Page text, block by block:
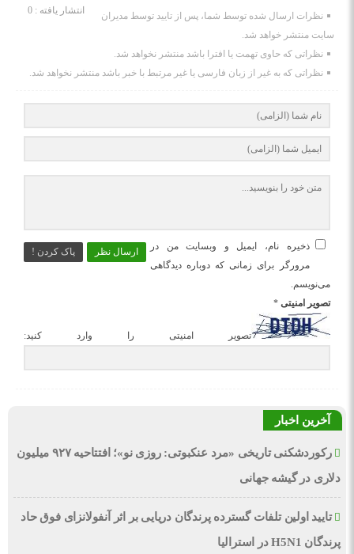
انتشار یافته : 0
نظرات ارسال شده توسط شما، پس از تایید توسط مدیران
سایت منتشر خواهد شد.
نظراتی که حاوی تهمت یا افترا باشد منتشر نخواهد شد.
نظراتی که به غیر از زبان فارسی یا غیر مرتبط با خبر باشد منتشر نخواهد شد.
ارسال نظر پاک کردن !
ذخیره نام، ایمیل و وبسایت من در
مرورگر برای زمانی که دوباره دیدگاهی
می‌نویسم.
تصویر امنیتی *
تصویر امنیتی را وارد کنید:
آخرین اخبار
رکوردشکنی تاریخی «مرد عنکبوتی: روزی نو»؛ افتتاحیه ۹۲۷ میلیون
دلاری در گیشه جهانی
تایید اولین تلفات گسترده پرندگان دریایی بر اثر آنفولانزای فوق حاد
پرندگان H5N1 در استرالیا